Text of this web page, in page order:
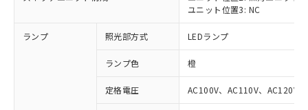
ユニット位置3: NC
ランプ 照光部方式 LEDランプ
ランプ色 橙
定格電圧 AC100V、AC110V、AC120V